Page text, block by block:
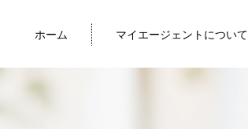
ホーム マイエージェントについて